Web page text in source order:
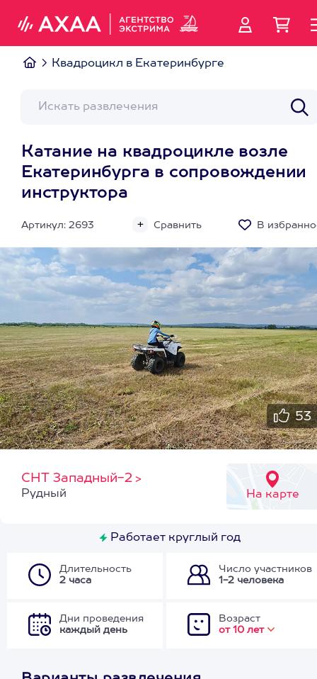
Квадроцикл в Екатеринбурге
Катание на квадроцикле возле
Екатеринбурга в сопровождении
инструктора
Артикул: 2693 Сравнить В
53
СНТ Западный-2 >
На карте
Рудный
Работает круглый год
Длительность
2 часа
Число участников
1-2 человека
Дни проведения
каждый день
Возраст
от 10 лет